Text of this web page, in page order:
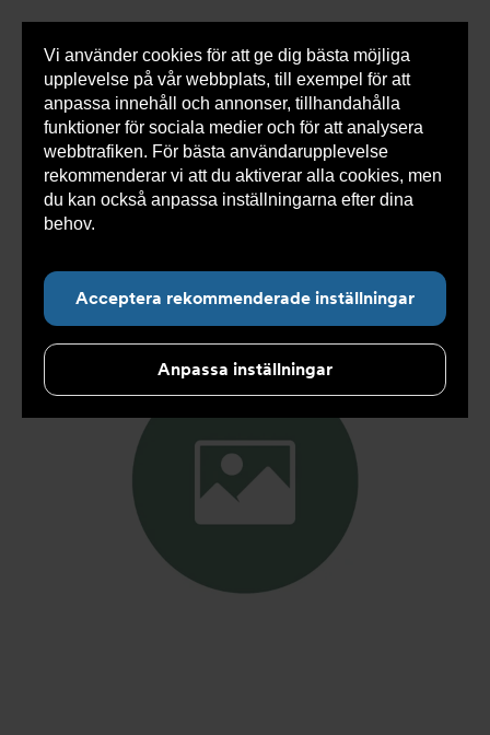
Vi använder cookies för att ge dig bästa möjliga
upplevelse på vår webbplats, till exempel för att
anpassa innehåll och annonser, tillhandahålla
funktioner för sociala medier och för att analysera
webbtrafiken. För bästa användarupplevelse
rekommenderar vi att du aktiverar alla cookies, men
du kan också anpassa inställningarna efter dina
behov.
Acceptera rekommenderade inställningar
Anpassa inställningar
0 varorSnabborder
Du
här:
Armatec > Produkter > Kyla > Slang >
Slang
> Slang SX AT 5745- >
Slang SX DN25 FC1" x FC1"
1000mm AT 5745-W35424210